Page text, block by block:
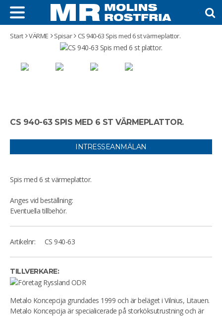
Start VÄRME Spisar CS 940-63 Spis med 6 st värmeplattor.
CS 940-63 SPIS MED 6 ST VÄRMEPLATTOR.
INTRESSEANMÄLAN
Spis med 6 st värmeplattor.
Anges vid beställning:
Eventuella tillbehör.
Artikelnr: CS 940-63
TILLVERKARE:
Metalo Koncepcija grundades 1999 och är beläget i Vilnius, Litauen.
Metalo Koncepcija är specialicerade på storköksutrustning och är